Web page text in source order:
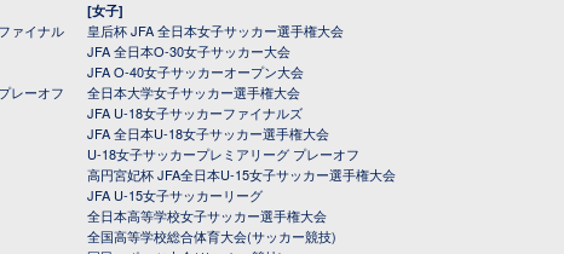
ァイナル
レーオフ
[女子]
皇后杯 JFA 全日本女子サッカー選手権大会
JFA 全日本O-30女子サッカー大会
JFA O-40女子サッカーオープン大会
全日本大学女子サッカー選手権大会
JFA U-18女子サッカーファイナルズ
JFA 全日本U-18女子サッカー選手権大会
U-18女子サッカープレミアリーグ プレーオフ
高円宮妃杯 JFA全日本U-15女子サッカー選手権大会
JFA U-15女子サッカーリーグ
全日本高等学校女子サッカー選手権大会
全国高等学校総合体育大会(サッカー競技)